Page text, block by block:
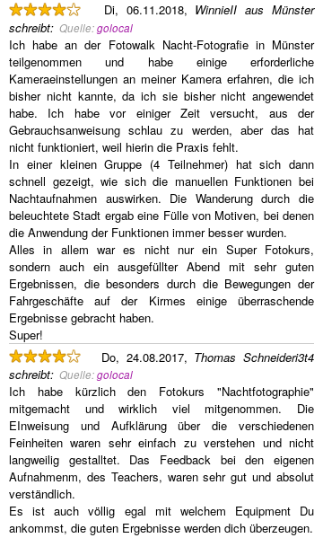
Di, 06.11.2018, WinnieII aus Münster
schreibt: Quelle:golocal
Ich habe an der Fotowalk Nacht-Fotografie in Münster
teilgenommen und habe einige erforderliche
Kameraeinstellungen an meiner Kamera erfahren, die ich
bisher nicht kannte, da ich sie bisher nicht angewendet
habe. Ich habe vor einiger Zeit versucht, aus der
Gebrauchsanweisung schlau zu werden, aber das hat
nicht funktioniert, weil hierin die Praxis fehlt.
In einer kleinen Gruppe (4 Teilnehmer) hat sich dann
schnell gezeigt, wie sich die manuellen Funktionen bei
Nachtaufnahmen auswirken. Die Wanderung durch die
beleuchtete Stadt ergab eine Fülle von Motiven, bei denen
die Anwendung der Funktionen immer besser wurden.
Alles in allem war es nicht nur ein Super Fotokurs,
sondern auch ein ausgefüllter Abend mit sehr guten
Ergebnissen, die besonders durch die Bewegungen der
Fahrgeschäfte auf der Kirmes einige überraschende
Ergebnisse gebracht haben.
Super!
Do, 24.08.2017, Thomas Schneideri3t4
schreibt: Quelle:golocal
Ich habe kürzlich den Fotokurs "Nachtfotographie"
mitgemacht und wirklich viel mitgenommen. Die
EInweisung und Aufklärung über die verschiedenen
Feinheiten waren sehr einfach zu verstehen und nicht
langweilig gestalltet. Das Feedback bei den eigenen
Aufnahmenm, des Teachers, waren sehr gut und absolut
verständlich.
Es ist auch völlig egal mit welchem Equipment Du
ankommst, die guten Ergebnisse werden dich überzeugen.